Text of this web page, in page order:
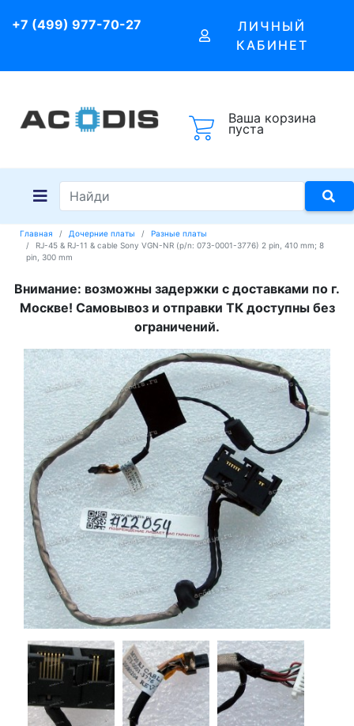
+7 (499) 977-70-27
ЛИЧНЫЙ
КАБИНЕТ
Ваша корзина
пуста
Главная Дочерние платы
Разные платы
RJ-45 & RJ-11 & cable Sony VGN-NR (p/n: 073-0001-3776) 2 pin, 410 mm; 8
pin, 300 mm
Внимание: возможны задержки с доставками по г.
Москве! Самовывоз и отправки ТК доступны без
ограничений.